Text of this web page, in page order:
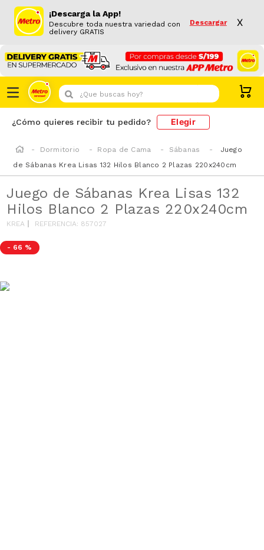
¡Descarga la App!
Descubre toda nuestra variedad con
delivery GRATIS
Descargar X
¿Que buscas hoy?
¿Cómo quieres recibir tu pedido? Elegir
Dormitorio Ropa de Cama Sábanas
Juego
de Sábanas Krea Lisas 132 Hilos Blanco 2 Plazas 220x240cm
Juego de Sábanas Krea Lisas 132
Hilos Blanco 2 Plazas 220x240cm
KREA REFERENCIA: 857027
- 66 %